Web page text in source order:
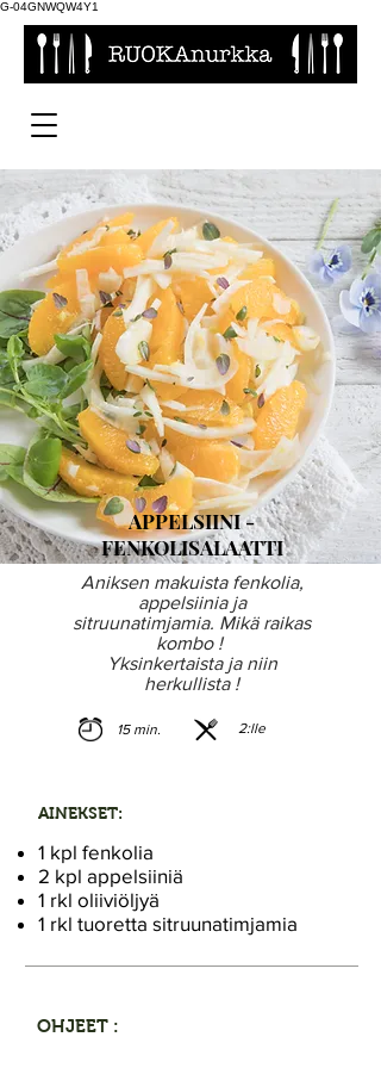
G-04GNWQW4Y1
AINEKSET:
1 kpl fenkolia
2 kpl appelsiiniä
1 rkl oliiviöljyä
1 rkl tuoretta sitruunatimjamia
OHJEET :
APPELSIINI -
FENKOLISALAATTI
Aniksen makuista fenkolia,
appelsiinia ja
sitruunatimjamia. Mikä raikas
kombo !
Yksinkertaista ja niin
herkullista !
15 min. 2:lle